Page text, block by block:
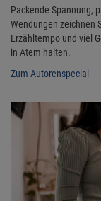
Packende Spannung,
Wendungen zeichnen
Erzähltempo und viel
in Atem halten.
Zum Autorenspecial